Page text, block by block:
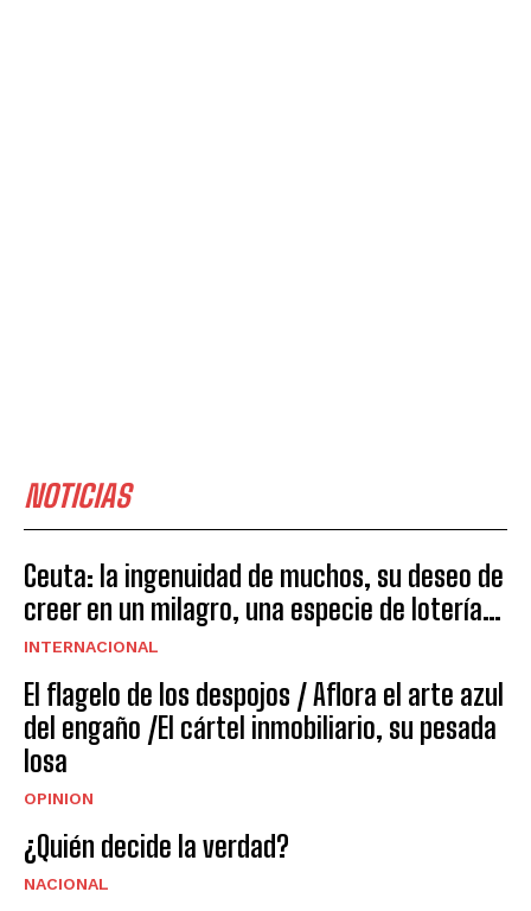
NOTICIAS
Ceuta: la ingenuidad de muchos, su deseo de
creer en un milagro, una especie de lotería…
INTERNACIONAL
El flagelo de los despojos / Aflora el arte azul
del engaño /El cártel inmobiliario, su pesada
losa
OPINION
¿Quién decide la verdad?
NACIONAL